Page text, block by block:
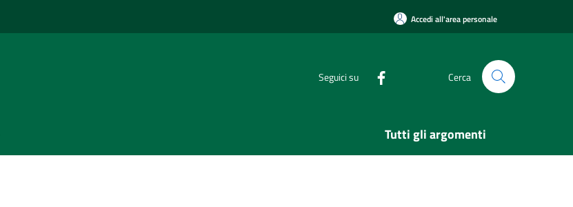
Accedi all'area personale
Seguici su Cerca
Tutti gli argomenti